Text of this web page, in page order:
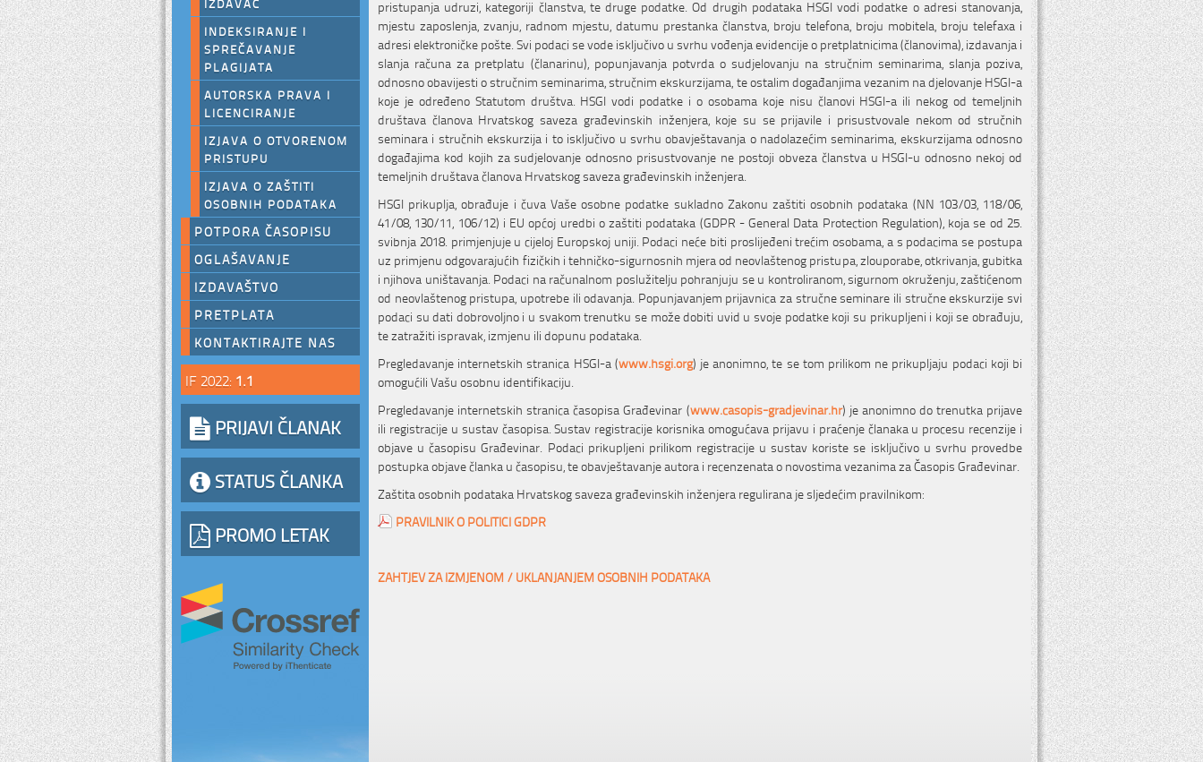
INDEKSIRANJE I
SPREČAVANJE
PLAGIJATA
AUTORSKA PRAVA I
LICENCIRANJE
IZJAVA O OTVORENOM
PRISTUPU
IZJAVA O ZAŠTITI
OSOBNIH PODATAKA
POTPORA ČASOPISU
OGLAŠAVANJE
IZDAVAŠTVO
PRETPLATA
KONTAKTIRAJTE NAS
IF 2022: 1.1
PRIJAVI ČLANAK
STATUS ČLANKA
PROMO LETAK
pristupanja udruzi, kategoriji članstva, te druge podatke. Od drugih podataka HSGI vodi podatke o adresi stanovanja,
mjestu zaposlenja, zvanju, radnom mjestu, datumu prestanka članstva, broju telefona, broju mobitela, broju telefaxa i
adresi elektroničke pošte. Svi podaci se vode isključivo u svrhu vođenja evidencije o pretplatnicima (članovima), izdavanja i
slanja računa za pretplatu (članarinu), popunjavanja potvrda o sudjelovanju na stručnim seminarima, slanja poziva,
odnosno obavijesti o stručnim seminarima, stručnim ekskurzijama, te ostalim događanjima vezanim na djelovanje HSGI-a
koje je određeno Statutom društva. HSGI vodi podatke i o osobama koje nisu članovi HSGI-a ili nekog od temeljnih
društava članova Hrvatskog saveza građevinskih inženjera, koje su se prijavile i prisustvovale nekom od stručnih
seminara i stručnih ekskurzija i to isključivo u svrhu obavještavanja o nadolazećim seminarima, ekskurzijama odnosno
događajima kod kojih za sudjelovanje odnosno prisustvovanje ne postoji obveza članstva u HSGI-u odnosno nekoj od
temeljnih društava članova Hrvatskog saveza građevinskih inženjera.
HSGI prikuplja, obrađuje i čuva Vaše osobne podatke sukladno Zakonu zaštiti osobnih podataka (NN 103/03, 118/06,
41/08, 130/11, 106/12) i EU općoj uredbi o zaštiti podataka (GDPR - General Data Protection Regulation), koja se od 25.
svibnja 2018. primjenjuje u cijeloj Europskoj uniji. Podaci neće biti proslijeđeni trećim osobama, a s podacima se postupa
uz primjenu odgovarajućih fizičkih i tehničko-sigurnosnih mjera od neovlaštenog pristupa, zlouporabe, otkrivanja, gubitka
i njihova uništavanja. Podaci na računalnom poslužitelju pohranjuju se u kontroliranom, sigurnom okruženju, zaštićenom
od neovlaštenog pristupa, upotrebe ili odavanja. Popunjavanjem prijavnica za stručne seminare ili stručne ekskurzije svi
podaci su dati dobrovoljno i u svakom trenutku se može dobiti uvid u svoje podatke koji su prikupljeni i koji se obrađuju,
te zatražiti ispravak, izmjenu ili dopunu podataka.
Pregledavanje internetskih stranica HSGI-a (www.hsgi.org) je anonimno, te se tom prilikom ne prikupljaju podaci koji bi
omogućili Vašu osobnu identifikaciju.
Pregledavanje internetskih stranica časopisa Građevinar (www.casopis-gradjevinar.hr) je anonimno do trenutka prijave
ili registracije u sustav časopisa. Sustav registracije korisnika omogućava prijavu i praćenje članaka u procesu recenzije i
objave u časopisu Građevinar. Podaci prikupljeni prilikom registracije u sustav koriste se isključivo u svrhu provedbe
postupka objave članka u časopisu, te obavještavanje autora i recenzenata o novostima vezanima za Časopis Građevinar.
Zaštita osobnih podataka Hrvatskog saveza građevinskih inženjera regulirana je sljedećim pravilnikom:
PRAVILNIK O POLITICI GDPR
ZAHTJEV ZA IZMJENOM / UKLANJANJEM OSOBNIH PODATAKA